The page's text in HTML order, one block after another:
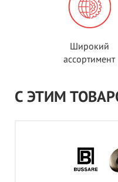
Широкий
ассортимент
С ЭТИМ